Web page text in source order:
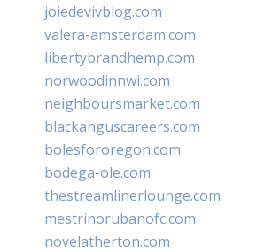
joiedevivblog.com
valera-amsterdam.com
libertybrandhemp.com
norwoodinnwi.com
neighboursmarket.com
blackanguscareers.com
bolesfororegon.com
bodega-ole.com
thestreamlinerlounge.com
mestrinorubanofc.com
novelatherton.com